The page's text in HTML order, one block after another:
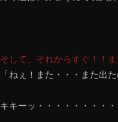
そして、それからすぐ！！
「ねぇ！また・・・また出
キキーッ・・・・・・・・